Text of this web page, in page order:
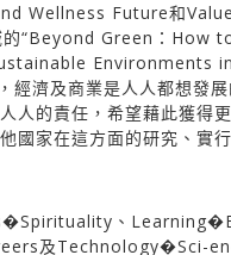
Wellness Future和
“Beyond Green：How
Environments
經濟及商業是人人都想發
人的責任，希望藉此獲得
國家在這方面的研究、實
、
及Technology�Sci-